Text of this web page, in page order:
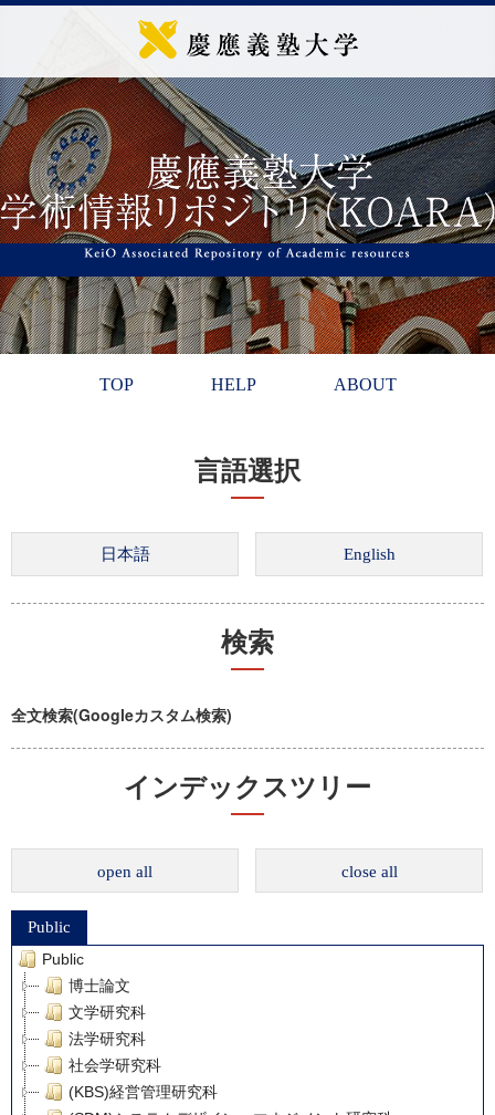
TOP HELP ABOUT
言語選択
検索
全文検索(Googleカスタム検索)
インデックスツリー
open all close all
Public
Public
博士論文
文学研究科
法学研究科
社会学研究科
(KBS)経営管理研究科